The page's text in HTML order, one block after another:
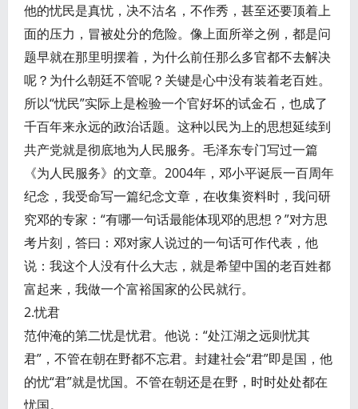
他的忧民是真忧，决不沽名，不作秀，甚至还要顶着上
面的压力，冒被处分的危险。像上面所举之例，都是问
题早就在那里明摆着，为什么前任那么多官都不去解决
呢？为什么朝廷不管呢？关键是心中没有装着老百姓。
所以“忧民”实际上是检验一个官好坏的试金石，也成了
千百年来永远的政治话题。这种以民为上的思想延续到
共产党就是彻底地为人民服务。毛泽东专门写过一篇
《为人民服务》的文章。2004年，邓小平诞辰一百周年
纪念，我受命写一篇纪念文章，在收集资料时，我问研
究邓的专家：“有哪一句话最能体现邓的思想？”对方思
考片刻，答曰：邓对家人说过的一句话可作代表，他
说：我这个人没有什么大志，就是希望中国的老百姓都
富起来，我做一个富裕国家的公民就行。
2.忧君
范仲淹的第二忧是忧君。他说：“处江湖之远则忧其
君”，不管在朝在野都不忘君。封建社会“君”即是国，他
的忧“君”就是忧国。不管在朝还是在野，时时处处都在
忧国。